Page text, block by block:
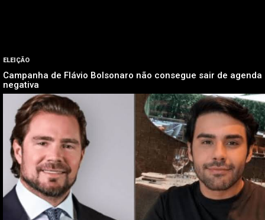
ELEIÇÃO
Campanha de Flávio Bolsonaro não consegue sair de agenda
negativa